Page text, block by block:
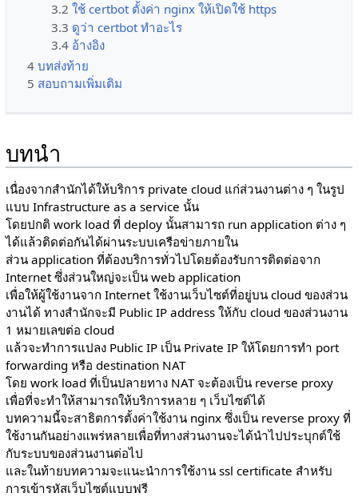
3.2 ใช้ certbot ตั้งค่า nginx ให้เปิดใช้ https
3.3 ดูว่า certbot ทำอะไร
3.4 อ้างอิง
4 บทส่งท้าย
5 สอบถามเพิ่มเติม
บทนำ
เนื่องจากสำนักได้ให้บริการ private cloud แก่ส่วนงานต่าง ๆ ในรูป
แบบ Infrastructure as a service นั้น
โดยปกติ work load ที่ deploy นั้นสามารถ run application ต่าง ๆ
ได้แล้วติดต่อกันได้ผ่านระบบเครือข่ายภายใน
ส่วน application ที่ต้องบริการทั่วไปโดยต้องรับการติดต่อจาก
Internet ซึ่งส่วนใหญ่จะเป็น web application
เพื่อให้ผู้ใช้งานจาก Internet ใช้งานเว็บไซต์ที่อยู่บน cloud ของส่วน
งานได้ ทางสำนักจะมี Public IP address ให้กับ cloud ของส่วนงาน
1 หมายเลขต่อ cloud
แล้วจะทำการแปลง Public IP เป็น Private IP ให้โดยการทำ port
forwarding หรือ destination NAT
โดย work load ที่เป็นปลายทาง NAT จะต้องเป็น reverse proxy
เพื่อที่จะทำให้สามารถให้บริการหลาย ๆ เว็บไซต์ได้
บทความนี้จะสาธิตการตั้งค่าใช้งาน nginx ซึ่งเป็น reverse proxy ที่
ใช้งานกันอย่างแพร่หลายเพื่อที่ทางส่วนงานจะได้นำไปประบุกต์ใช้
กับระบบของส่วนงานต่อไป
และในท้ายบทความจะแนะนำการใช้งาน ssl certificate สำหรับ
การเข้ารหัสเว็บไซต์แบบฟรี